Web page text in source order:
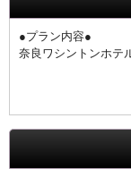
●プラン内容●
奈良ワシントンホテ
夕朝食をお楽しみい
国産うなぎを奈良の
こだわりのタレで